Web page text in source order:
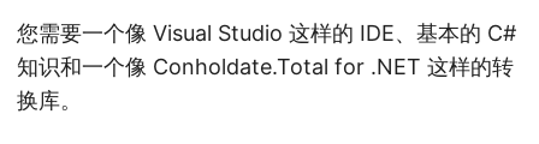
您需要一个像 Visual Studio 这样的 IDE、基本的 C#
知识和一个像 Conholdate.Total for .NET 这样的转
换库。